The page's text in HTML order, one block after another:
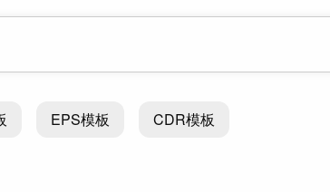
EPS模板 CDR模板